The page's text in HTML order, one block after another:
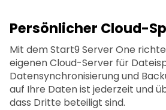
Persönlicher Cloud-
Mit dem Start9 Server One
eigenen Cloud-Server für
Datensynchronisierung und
auf Ihre Daten ist jederzeit und
dass Dritte beteiligt sind.